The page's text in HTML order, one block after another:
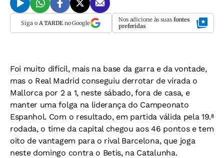
Siga o A TARDEno Google Nos adicione às suas fontes
preferidas
Foi muito difícil, mais na base da garra e da vontade,
mas o Real Madrid conseguiu derrotar de virada o
Mallorca por 2 a 1, neste sábado, fora de casa, e
manter uma folga na liderança do Campeonato
Espanhol. Com o resultado, em partida válida pela 19.ª
rodada, o time da capital chegou aos 46 pontos e tem
oito de vantagem para o rival Barcelona, que joga
neste domingo contra o Betis, na Catalunha.